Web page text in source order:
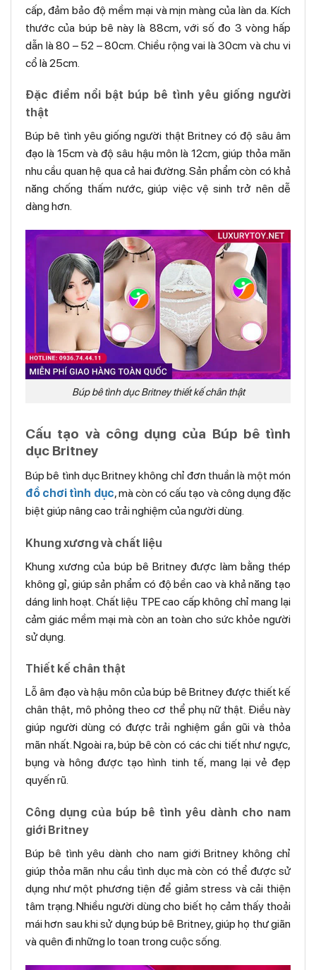
cấp, đảm bảo độ mềm mại và mịn màng của làn da. Kích
thước của búp bê này là 88cm, với số đo 3 vòng hấp
dẫn là 80 – 52 – 80cm. Chiều rộng vai là 30cm và chu vi
cổ là 25cm.
Đặc điểm nổi bật búp bê tình yêu giống người
thật
Búp bê tình yêu giống người thật Britney có độ sâu âm
đạo là 15cm và độ sâu hậu môn là 12cm, giúp thỏa mãn
nhu cầu quan hệ qua cả hai đường. Sản phẩm còn có khả
năng chống thấm nước, giúp việc vệ sinh trở nên dễ
dàng hơn.
Búp bê tình dục Britney thiết kế chân thật
Cấu tạo và công dụng của Búp bê tình
dục Britney
Búp bê tình dục Britney không chỉ đơn thuần là một món
đồ chơi tình dục, mà còn có cấu tạo và công dụng đặc
biệt giúp nâng cao trải nghiệm của người dùng.
Khung xương và chất liệu
Khung xương của búp bê Britney được làm bằng thép
không gỉ, giúp sản phẩm có độ bền cao và khả năng tạo
dáng linh hoạt. Chất liệu TPE cao cấp không chỉ mang lại
cảm giác mềm mại mà còn an toàn cho sức khỏe người
sử dụng.
Thiết kế chân thật
Lỗ âm đạo và hậu môn của búp bê Britney được thiết kế
chân thật, mô phỏng theo cơ thể phụ nữ thật. Điều này
giúp người dùng có được trải nghiệm gần gũi và thỏa
mãn nhất. Ngoài ra, búp bê còn có các chi tiết như ngực,
bụng và hông được tạo hình tinh tế, mang lại vẻ đẹp
quyến rũ.
Công dụng của búp bê tình yêu dành cho nam
giới Britney
Búp bê tình yêu dành cho nam giới Britney không chỉ
giúp thỏa mãn nhu cầu tình dục mà còn có thể được sử
dụng như một phương tiện để giảm stress và cải thiện
tâm trạng. Nhiều người dùng cho biết họ cảm thấy thoải
mái hơn sau khi sử dụng búp bê Britney, giúp họ thư giãn
và quên đi những lo toan trong cuộc sống.